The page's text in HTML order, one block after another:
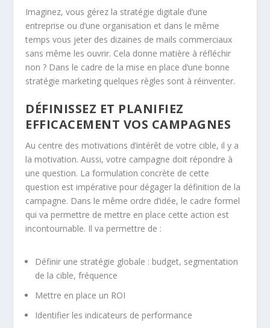
Imaginez, vous gérez la stratégie digitale d’une
entreprise ou d’une organisation et dans le même
temps vous jeter des dizaines de mails commerciaux
sans même les ouvrir. Cela donne matière à réfléchir
non ? Dans le cadre de la mise en place d’une bonne
stratégie marketing quelques règles sont à réinventer.
DÉFINISSEZ ET PLANIFIEZ
EFFICACEMENT VOS CAMPAGNES
Au centre des motivations d’intérêt de votre cible, il y a
la motivation. Aussi, votre campagne doit répondre à
une question. La formulation concrète de cette
question est impérative pour dégager la définition de la
campagne. Dans le même ordre d’idée, le cadre formel
qui va permettre de mettre en place cette action est
incontournable. Il va permettre de :
Définir une stratégie globale : budget, segmentation
de la cible, fréquence
Mettre en place un ROI
Identifier les indicateurs de performance